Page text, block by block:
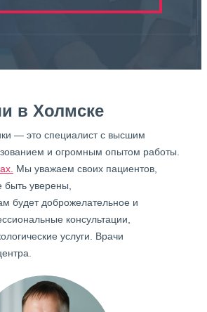
в Холмске
— это специалист с высшим
и огромным опытом работы.
Мы уважаем своих пациентов,
быть уверены,
будет доброжелательное и
консультации,
услуги. Врачи